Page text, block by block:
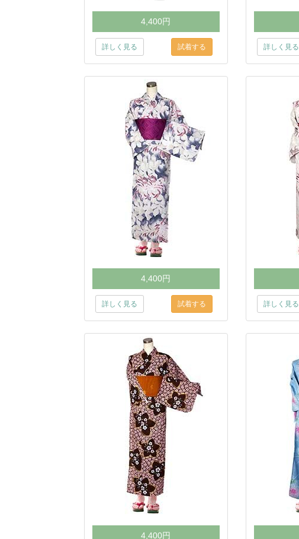
4,400円
詳しく見る 詳しく見る
4,400円
詳しく見る 詳しく見る
4,400円